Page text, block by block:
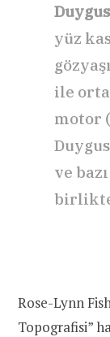
yüz
ile
motor
ve
Rose-Lynn
Topografisi”